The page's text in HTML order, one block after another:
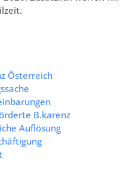
Österreich
B.karenz
Auflösung